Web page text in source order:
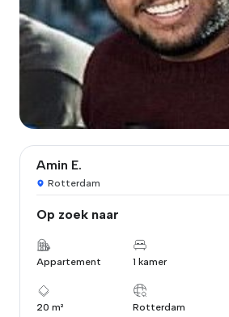
Amin E.
Rotterdam
Op zoek naar
Appartement 1 kamer
20 m² Rotterdam